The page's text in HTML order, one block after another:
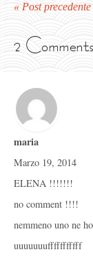
« Post precedente
2 Comments
maria
Marzo 19, 2014
ELENA !!!!!!!
no comment !!!!
nemmeno uno ne
uuuuuuufffffffffff